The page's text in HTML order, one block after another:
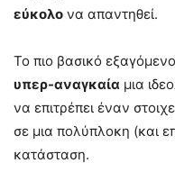
εύκολο να απαντηθεί.
Το πιο βασικό
υπερ-αναγκαία μια
να επιτρέπει έναν
σε μια πολύπλοκη (και
κατάσταση.